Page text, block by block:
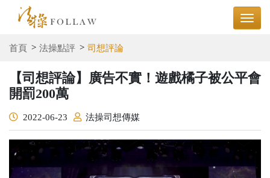
首頁 法操點評 司想評論
【司想評論】廣告不實！遊戲橘子被公平會
開罰200萬
2022-06-23 法操司想傳媒